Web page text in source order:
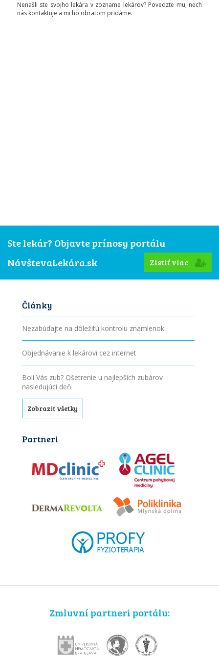
Nenašli ste svojho lekára v zozname lekárov? Povedzte mu, nech
nás kontaktuje a mi ho obratom pridáme.
Ste lekár? Objavte prínosy portálu
NávštevaLekára.sk
Zistiť viac
Články
Nezabúdajte na dôležitú kontrolu znamienok
Objednávanie k lekárovi cez internet
Bolí Vás zub? Ošetrenie u najlepších zubárov
nasledujúci deň
Zobraziť všetky
Partneri
Zmluvní partneri portálu: